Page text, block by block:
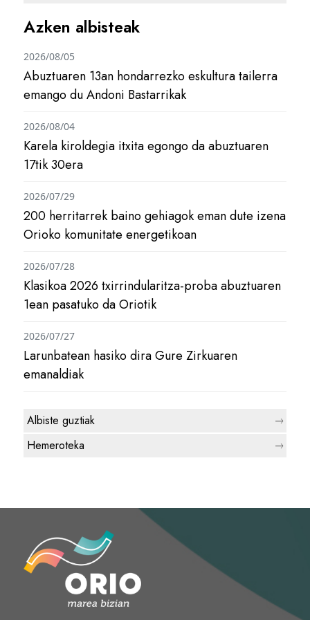
Azken albisteak
Abuztuaren 13an hondarrezko eskultura tailerra
emango du Andoni Bastarrikak
2026/08/05
Karela kiroldegia itxita egongo da abuztuaren
17tik 30era
2026/08/04
200 herritarrek baino gehiagok eman dute izena
Orioko komunitate energetikoan
2026/07/29
Klasikoa 2026 txirrindularitza-proba abuztuaren
1ean pasatuko da Oriotik
2026/07/28
Larunbatean hasiko dira Gure Zirkuaren
emanaldiak
2026/07/27
Albiste guztiak
Hemeroteka